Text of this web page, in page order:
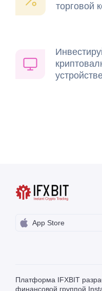
торговой
App Store
Платформа IFXBIT
финансовой группой